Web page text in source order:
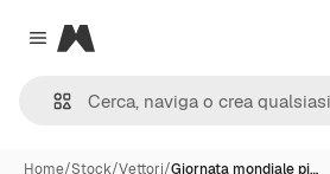
Close menu
Magnific
Home/Stock/Vettori/Giornata mondiale pi…